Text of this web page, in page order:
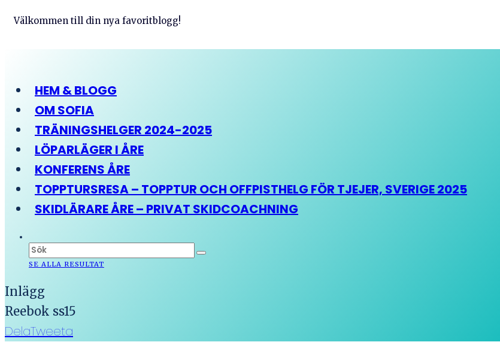
Välkommen till din nya favoritblogg!
HEM & BLOGG
OM SOFIA
TRÄNINGSHELGER 2024-2025
LÖPARLÄGER I ÅRE
KONFERENS ÅRE
TOPPTURSRESA – TOPPTUR OCH OFFPISTHELG FÖR TJEJER, SVERIGE 2025
SKIDLÄRARE ÅRE – PRIVAT SKIDCOACHNING
SE ALLA RESULTAT
Inlägg
Reebok ss15
DelaTweeta